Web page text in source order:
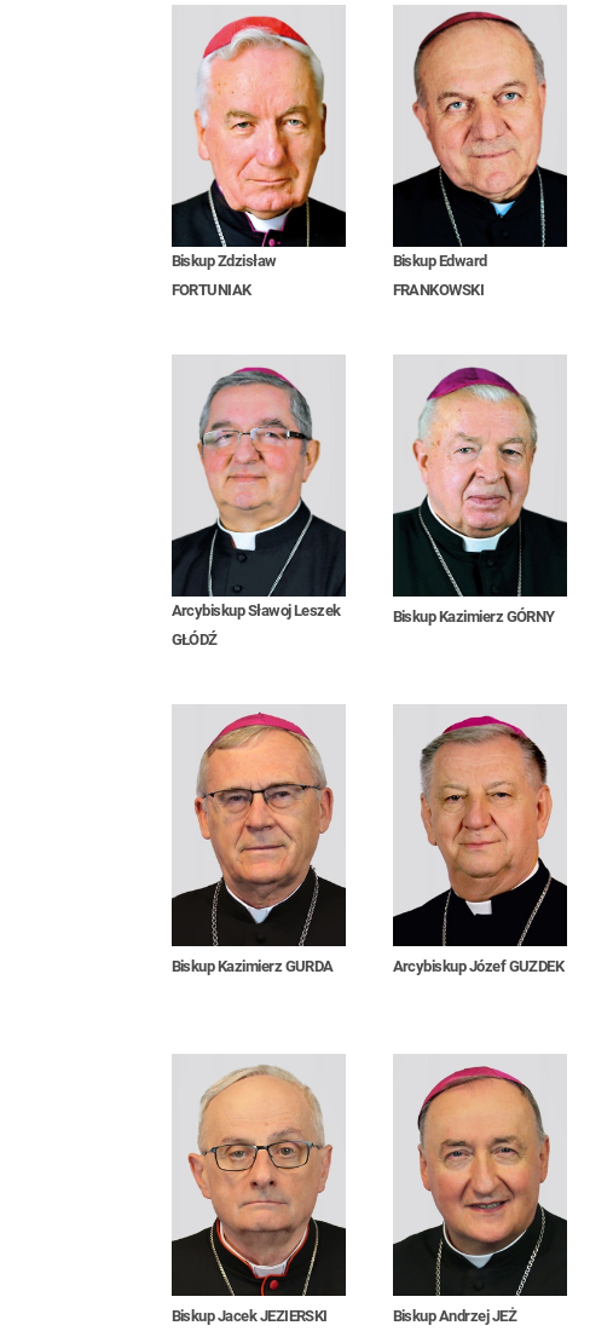
Biskup Zdzisław
FORTUNIAK
Biskup Edward
FRANKOWSKI
Arcybiskup Sławoj Leszek
GŁÓDŹ
Biskup Kazimierz GÓRNY
Biskup Kazimierz GURDA Arcybiskup Józef GUZDEK
Biskup Jacek JEZIERSKI Biskup Andrzej JEŻ